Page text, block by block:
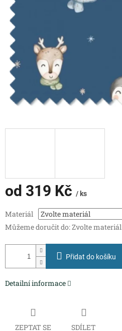
od 319 Kč / ks
cena:
Materiál
Můžeme doručit do:Zvolte materiál
Přidat do košíku
Detailní informace
ZEPTAT SE SDÍLET